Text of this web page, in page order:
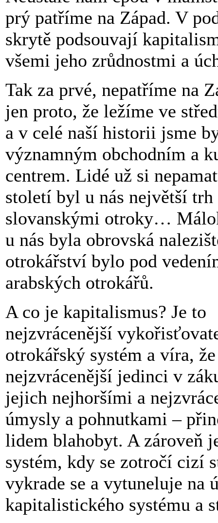
prý patříme na Západ. V
skrytě podsouvají
všemi jeho zrůdnostmi a
Tak za prvé, nepatříme na
jen proto, že ležíme ve
a v celé naší historii jsme
významným obchodním a
centrem. Lidé už si
století byl u nás největší
slovanskými otroky…
u nás byla obrovská
otrokářství bylo pod
arabských otrokářů.
A co je kapitalismus? Je to
nejzvrácenější
otrokářský systém a víra,
nejzvrácenější jedinci v
jejich nejhoršími a
úmysly a pohnutkami –
lidem blahobyt. A zároveň
systém, kdy se zotročí cizí
vykrade se a vytuneluje na
kapitalistického systému a